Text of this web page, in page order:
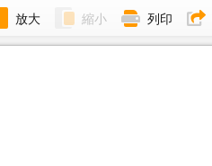
放大 縮小 列印